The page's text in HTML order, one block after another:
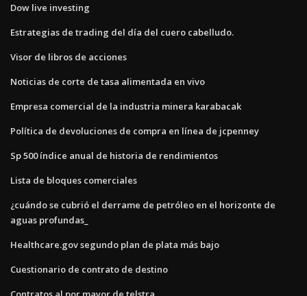
Dow live investing
Estrategias de trading del día del cuero cabelludo.
Visor de libros de acciones
Noticias de corte de tasa alimentada en vivo
Empresa comercial de la industria minera karabacak
Política de devoluciones de compra en línea de jcpenney
Sp 500 índice anual de historia de rendimientos
Lista de bloques comerciales
¿cuándo se cubrió el derrame de petróleo en el horizonte de
aguas profundas_
Healthcare.gov segundo plan de plata más bajo
Cuestionario de contrato de destino